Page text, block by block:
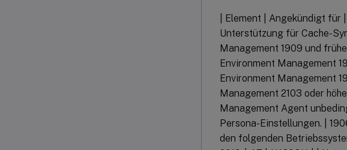
| Element |
Unterstützung für Cache-
Management 1909 und
Environment Management
Environment Management
Management 2103 oder
Management Agent
Persona-Einstellungen. |
den folgenden